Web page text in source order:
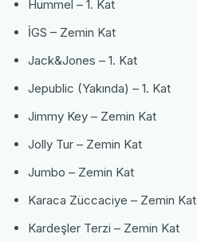
Hummel – 1. Kat
İGS – Zemin Kat
Jack&Jones – 1. Kat
Jepublic (Yakında) – 1. Kat
Jimmy Key – Zemin Kat
Jolly Tur – Zemin Kat
Jumbo – Zemin Kat
Karaca Züccaciye – Zemin Kat
Kardeşler Terzi – Zemin Kat